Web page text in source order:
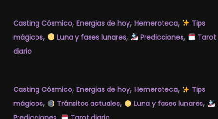
Casting Cósmico, Energias de hoy, Hemeroteca,
Tips
mágicos, Luna y fases lunares, Predicciones,
Tarot
diario
Casting Cósmico, Energias de hoy, Hemeroteca,
Tips
mágicos, Tránsitos actuales, Luna y fases lunares,